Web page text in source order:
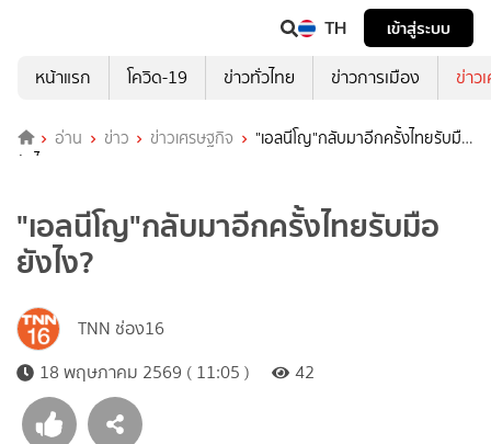
TH
เข้าสู่ระบบ
หน้าแรก
โควิด-19 ข่าวทั่วไทย ข่าวการเมือง ข่าว
อ่าน ข่าว ข่าวเศรษฐกิจ
"เอลนีโญ"กลับมาอีกครั้งไทยรับมือ
ยังไง?
"เอลนีโญ"กลับมาอีกครั้งไทยรับมือ
ยังไง?
TNN ช่อง16
18 พฤษภาคม 2569 ( 11:05 )
42